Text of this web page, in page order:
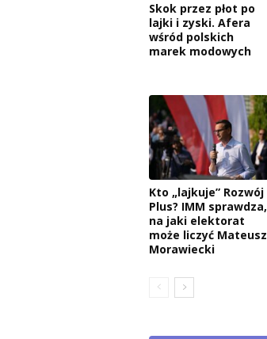
Skok przez płot po
lajki i zyski. Afera
wśród polskich
marek modowych
Kto „lajkuje” Rozwój
Plus? IMM sprawdza,
na jaki elektorat
może liczyć Mateusz
Morawiecki